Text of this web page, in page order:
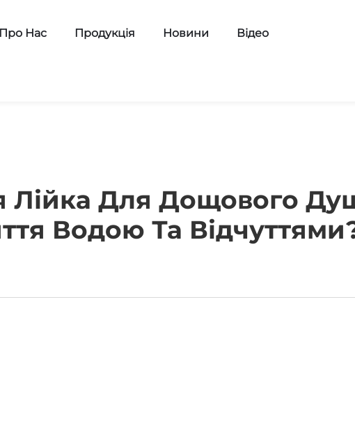
Про Нас Продукція Новини Відео
Лійка Для Дощового
Водою Та